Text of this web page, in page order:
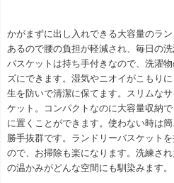
かがまずに出し入れできる大容量のラ
あるので腰の負担が軽減され、毎日の
バスケットは持ち手付きなので、洗濯
ズにできます。湿気やニオイがこもり
生を防いで清潔に保てます。スリムな
ケット。コンパクトなのに大容量収納
に置くことができます。使わない時は
勝手抜群です。ランドリーバスケット
ので、お掃除も楽になります。洗練さ
の温かみがどんな空間にも馴染みます。